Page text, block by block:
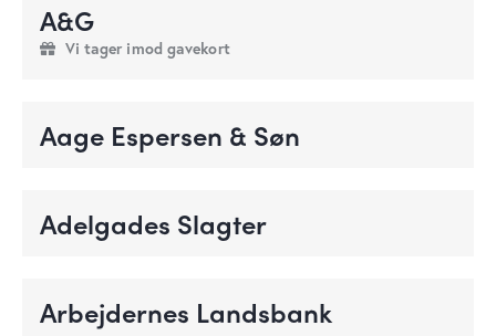
A&G
Vi tager imod gavekort
Aage Espersen & Søn
Adelgades Slagter
Arbejdernes Landsbank